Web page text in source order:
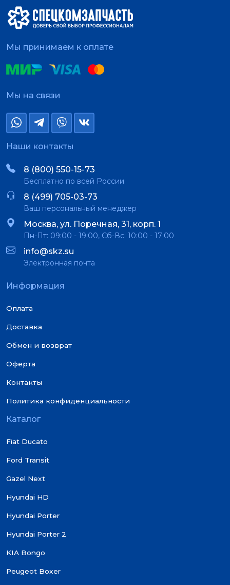
Мы принимаем к оплате
Мы на связи
Наши контакты
8 (800) 550-15-73
Бесплатно по всей России
8 (499) 705-03-73
Ваш персональный менеджер
Москва, ул. Поречная, 31, корп. 1
Пн-Пт: 09:00 - 19:00, Сб-Вс: 10:00 - 17:00
info@skz.su
Электронная почта
Информация
Оплата
Доставка
Обмен и возврат
Оферта
Контакты
Политика конфиденциальности
Каталог
Fiat Ducato
Ford Transit
Gazel Next
Hyundai HD
Hyundai Porter
Hyundai Porter 2
KIA Bongo
Peugeot Boxer